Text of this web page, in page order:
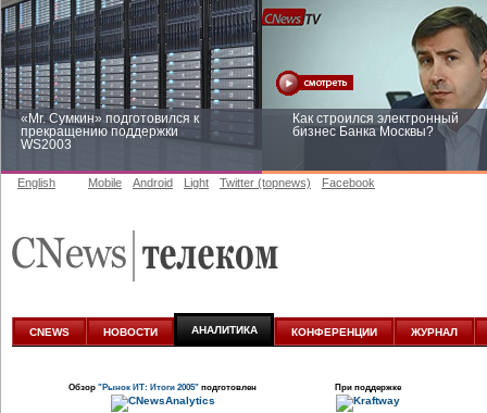
«Mr. Сумкин» подготовился к
прекращению поддержки
WS2003
Как строился электронный
бизнес Банка Москвы?
аналитике
English Mobile Android Light Twitter (topnews) Facebook
CNEWS НОВОСТИ АНАЛИТИКА КОНФЕРЕНЦИИ ЖУРНАЛ
Обзор "Рынок ИТ: Итоги 2005" подготовлен При поддержке